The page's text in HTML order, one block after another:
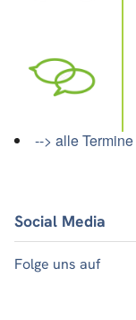
--> alle Termine
Social Media
Folge uns auf